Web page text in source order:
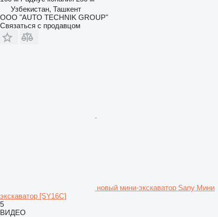
Узбекистан, Ташкент
OOO "AUTO TECHNIK GROUP"
Связаться с продавцом
новый мини-экскаватор Sany Мини
экскаватор [SY16C]
5
ВИДЕО